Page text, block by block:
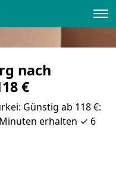
nach
€
Günstig ab 118 €:
erhalten ✓ 6